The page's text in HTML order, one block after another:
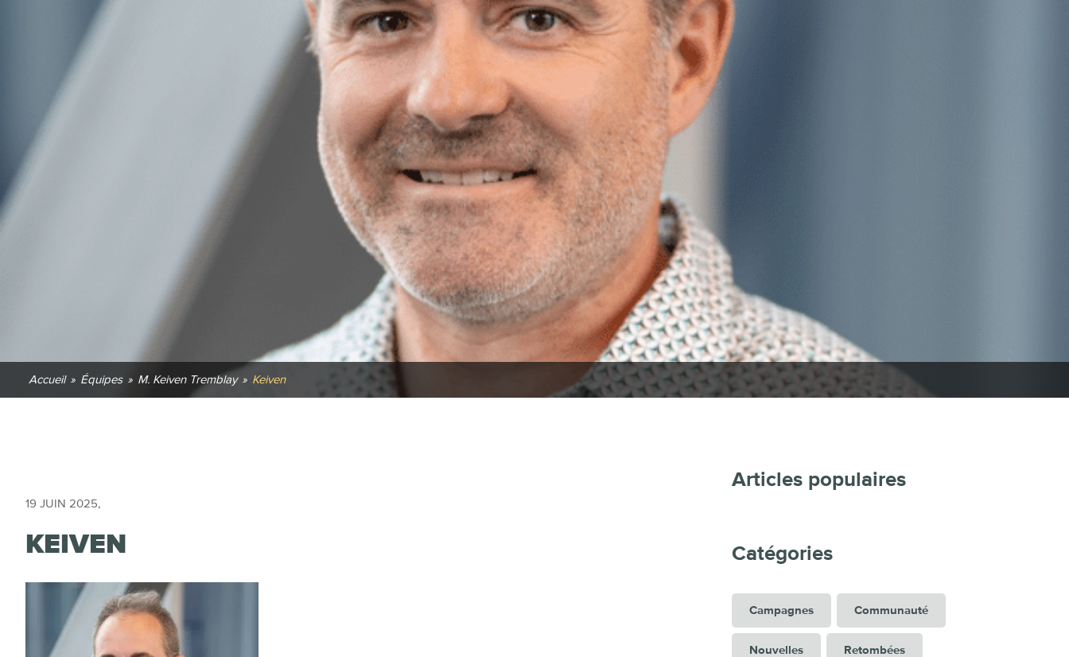
Accueil » Équipes » M. Keiven Tremblay » Keiven
19 JUIN 2025,
KEIVEN
Articles populaires
Catégories
Campagnes Communauté
Nouvelles Retombées